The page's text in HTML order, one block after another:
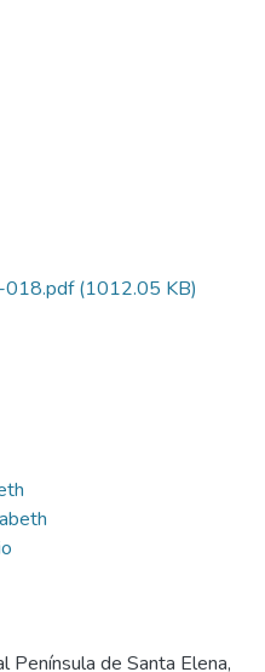
018.pdf(1012.05 KB)
Península de Santa Elena,